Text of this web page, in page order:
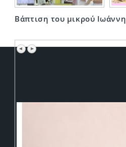
Βάπτιση του μικρού Ιωάννη